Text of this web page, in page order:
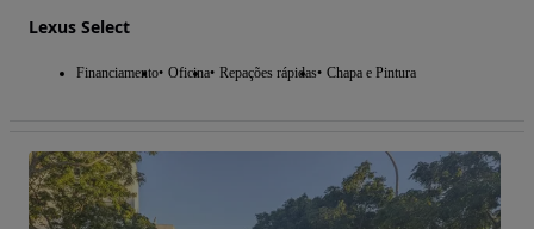
Lexus Select
Financiamento Oficina Repações rápidas Chapa e Pintura